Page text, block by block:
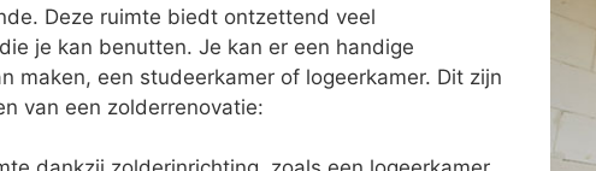
Deze ruimte biedt ontzettend veel
je kan benutten. Je kan er een handige
maken, een studeerkamer of logeerkamer. Dit zijn
van een zolderrenovatie: